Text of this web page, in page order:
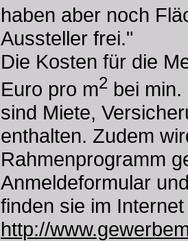
haben aber noch
Aussteller frei."
Die Kosten für die
Euro pro m2 bei min.
sind Miete,
enthalten. Zudem
Rahmenprogramm
Anmeldeformular
finden sie im
http://